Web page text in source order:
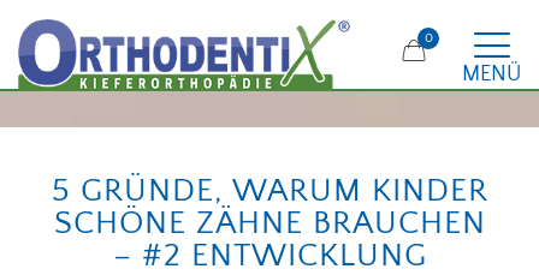
MENÜ
0
5 GRÜNDE, WARUM KINDER
SCHÖNE ZÄHNE BRAUCHEN
– #2 ENTWICKLUNG